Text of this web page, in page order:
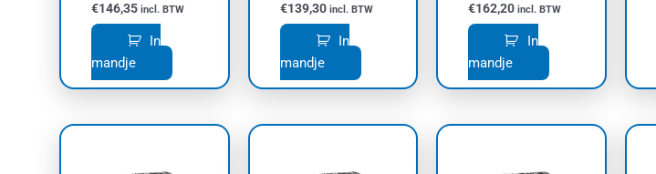
€146,35 incl. BTW
In
mandje
€139,30 incl. BTW
In
mandje
€162,20 incl. BTW
In
mandje